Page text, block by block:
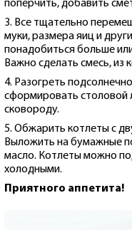
поперчить, добавить
3. Все тщательно
муки, размера яиц и
понадобиться больше
Важно сделать смесь, из
4. Разогреть
сформировать столовой
сковороду.
5. Обжарить котлеты с
Выложить на бумажные
масло. Котлеты можно
холодными.
Приятного аппетита!